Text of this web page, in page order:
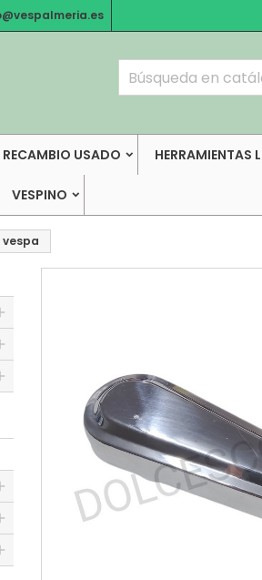
RECAMBIO USADO HERRAMIENTAS
VESPINO